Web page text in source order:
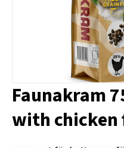
Faunakram
with